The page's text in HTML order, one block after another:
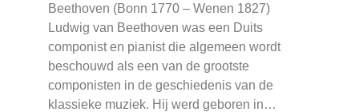
Beethoven (Bonn 1770 – Wenen 1827)
Ludwig van Beethoven was een Duits
componist en pianist die algemeen wordt
beschouwd als een van de grootste
componisten in de geschiedenis van de
klassieke muziek. Hij werd geboren in…